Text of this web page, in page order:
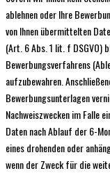
ablehnen oder Ihre
von Ihnen übermittelten
(Art. 6 Abs. 1 lit. f DSGVO)
Bewerbungsverfahrens
aufzubewahren.
Bewerbungsunterlagen
Nachweiszwecken im Falle
Daten nach Ablauf der 6-
eines drohenden oder
wenn der Zweck für die